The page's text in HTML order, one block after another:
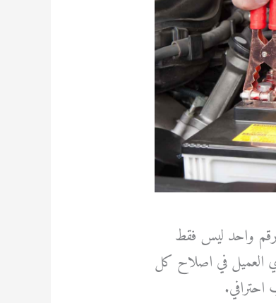
رقم واحد ليس فقط
العميل في اصلاح كل